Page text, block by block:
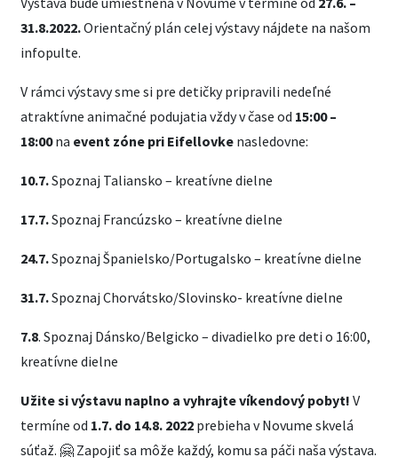
31.8.2022.Orientačný plán celej výstavy nájdete na našom
infopulte.
V rámci výstavy sme si pre detičky pripravili nedeľné
atraktívne animačné podujatia vždy v čase od 15:00 –
18:00na event zóne pri Eifellovke nasledovne:
10.7.Spoznaj Taliansko – kreatívne dielne
17.7.Spoznaj Francúzsko – kreatívne dielne
24.7.Spoznaj Španielsko/Portugalsko – kreatívne dielne
31.7.Spoznaj Chorvátsko/Slovinsko- kreatívne dielne
7.8. Spoznaj Dánsko/Belgicko – divadielko pre deti o 16:00,
kreatívne dielne
Užite si výstavu naplno a vyhrajte víkendový pobyt! V
termíne od 1.7. do 14.8. 2022 prebieha v Novume skvelá
súťaž. 🤗 Zapojiť sa môže každý, komu sa páči naša výstava.